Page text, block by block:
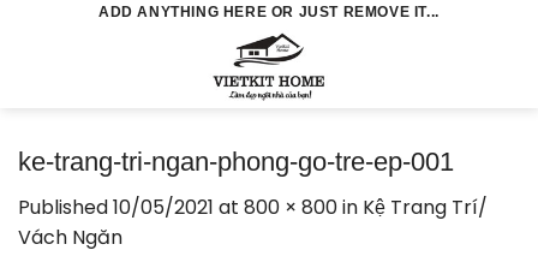
ADD ANYTHING HERE OR JUST REMOVE IT...
ke-trang-tri-ngan-phong-go-tre-ep-001
Published10/05/2021 at 800 × 800in Kệ Trang Trí/
Vách Ngăn